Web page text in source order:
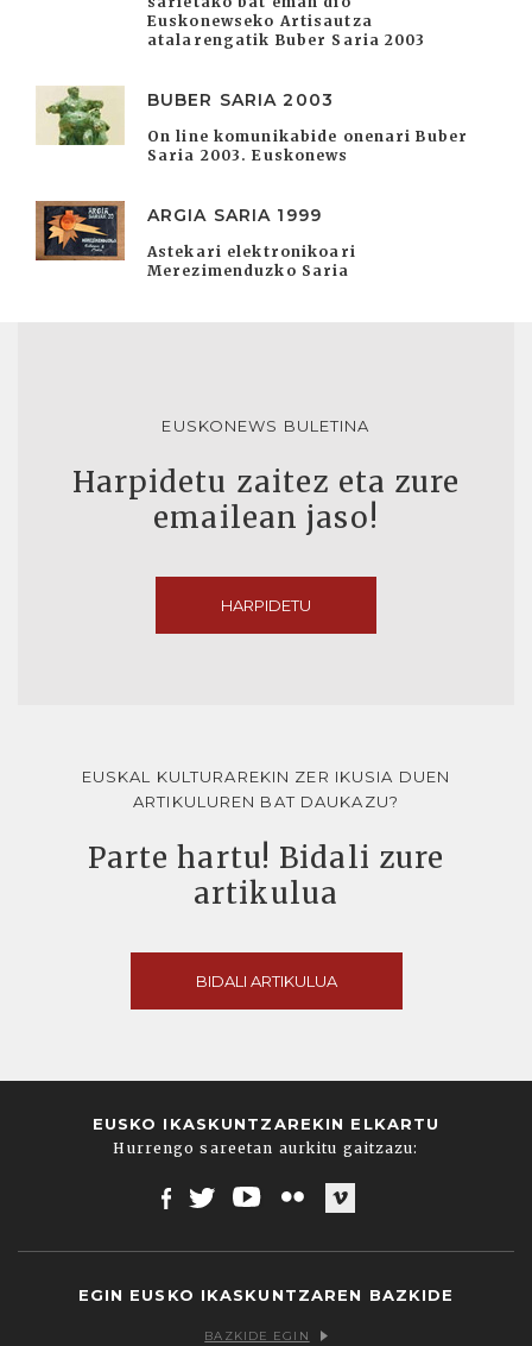
Euskonewseko Artisautza
atalarengatik Buber Saria 2003
BUBER SARIA 2003
On line komunikabide onenari Buber
Saria 2003. Euskonews
ARGIA SARIA 1999
Astekari elektronikoari
Merezimenduzko Saria
EUSKONEWS BULETINA
Harpidetu zaitez eta zure
emailean jaso!
HARPIDETU
EUSKAL KULTURAREKIN ZER IKUSIA DUEN
ARTIKULUREN BAT DAUKAZU?
Parte hartu! Bidali zure
artikulua
BIDALI ARTIKULUA
EUSKO IKASKUNTZAREKIN ELKARTU
Hurrengo sareetan aurkitu gaitzazu:
EGIN EUSKO IKASKUNTZAREN BAZKIDE
BAZKIDE EGIN